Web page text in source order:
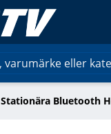
Stationära Bluetooth